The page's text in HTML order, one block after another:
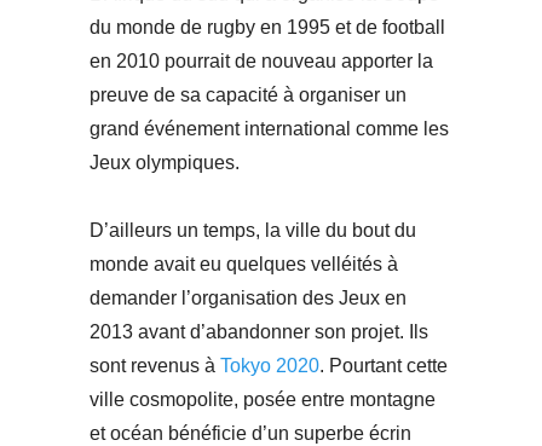
du monde de rugby en 1995 et de football
en 2010 pourrait de nouveau apporter la
preuve de sa capacité à organiser un
grand événement international comme les
Jeux olympiques.
D’ailleurs un temps, la ville du bout du
monde avait eu quelques velléités à
demander l’organisation des Jeux en
2013 avant d’abandonner son projet. Ils
sont revenus à Tokyo 2020. Pourtant cette
ville cosmopolite, posée entre montagne
et océan bénéficie d’un superbe écrin